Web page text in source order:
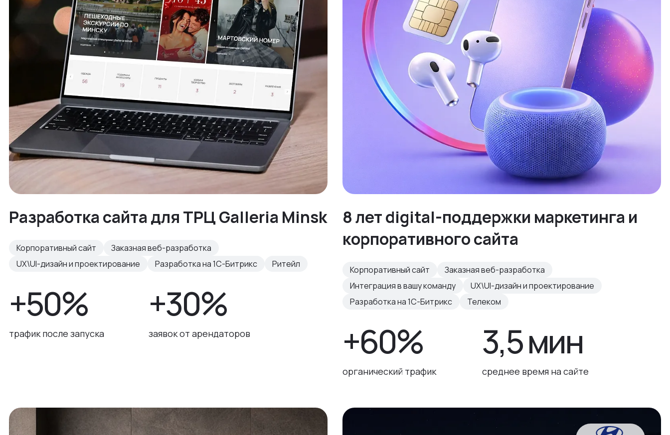
Разработка сайта для ТРЦ Galleria Minsk
Корпоративный сайт
Заказная веб-разработка
UX\UI-дизайн и проектирование
Разработка на 1С-Битрикс Ритейл
+50%
трафик после запуска
+30%
заявок от арендаторов
8 лет digital-поддержки маркетинга и
корпоративного сайта
Корпоративный сайт
Заказная веб-разработка
Интеграция в вашу команду
UX\UI-дизайн и проектирование
Разработка на 1С-Битрикс
Телеком
+60%
органический трафик
3,5 мин
среднее время на сайте